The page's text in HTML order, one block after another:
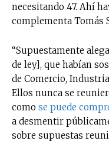
necesitando 47. Ahí
complementa Tomás
“Supuestamente
de ley], que habían
de Comercio,
Ellos nunca se
como se puede
a desmentir
sobre supuestas